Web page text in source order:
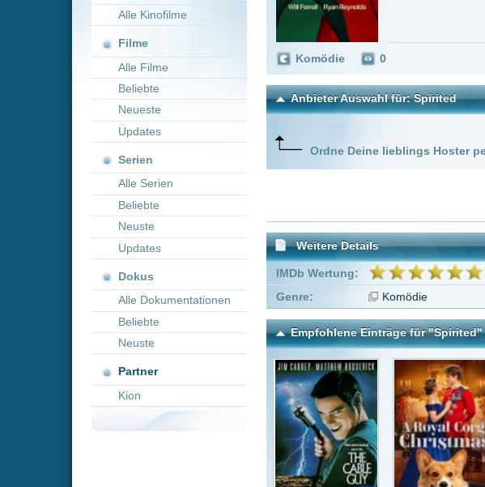
Beliebte
Serien
Alle Serien
Beliebte
Neuste
Dokus
Alle Dokumentationen
Beliebte
Neuste
Partner
Kion
Anbieter Auswahl für: Spirited
Weitere Details
IMDb Wertung:
Empfohlene Einträge für "Spirited"
Cable Guy - Die
Nervensäg..
A Royal Corgi
Christmas -..
Everest - Ein
will h..
Kommentare zu Spirited
Um einen Kommentar abzugeben melde
Wenn Du noch kein Konto bei uns hast,